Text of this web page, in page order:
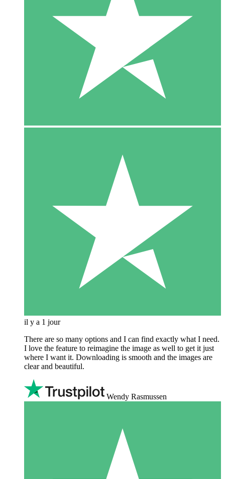
il y a 1 jour
There are so many options and I can find exactly what I need.
I love the feature to reimagine the image as well to get it just
where I want it. Downloading is smooth and the images are
clear and beautiful.
Wendy Rasmussen